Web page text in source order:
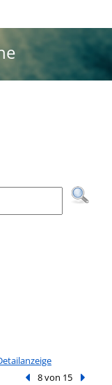
der Sie
Vorheriger Treffer
8 von 15